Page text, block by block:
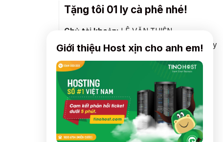
Tặng tôi 01 ly cà phê nhé!
Chủ tài khoản: LÊ VĂN THIỆN
Vietcombank: 0691000374599 - CN Hà Tây
ACB : 221262879 - CN Hà Thành
Vietinbank:
: 104867788579 - CN Nam
Thăng Long
Giới thiệu Host xịn cho anh em!